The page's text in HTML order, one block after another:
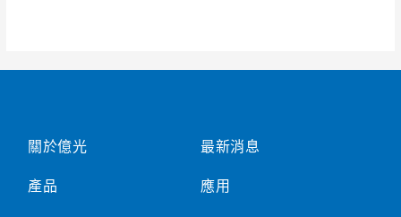
關於億光
產品
最新消息
應用